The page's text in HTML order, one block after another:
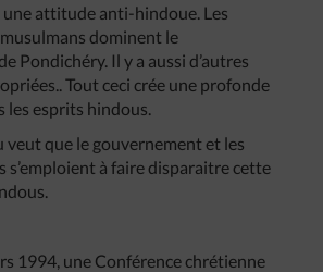
attitude anti-hindoue. Les
dominent le
Pondichéry. Il y a aussi d’autres
Tout ceci crée une profonde
les esprits hindous.
veut que le gouvernement et les
s’emploient à faire disparaitre cette
1994, une Conférence chrétienne